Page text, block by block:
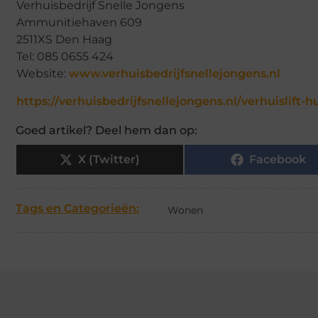
Verhuisbedrijf Snelle Jongens
Ammunitiehaven 609
2511XS Den Haag
Tel: 085 0655 424
Website: www.verhuisbedrijfsnellejongens.nl
https://verhuisbedrijfsnellejongens.nl/verhuislift-
Goed artikel? Deel hem dan op:
X (Twitter) Facebook
Tags en Categorieën: Wonen